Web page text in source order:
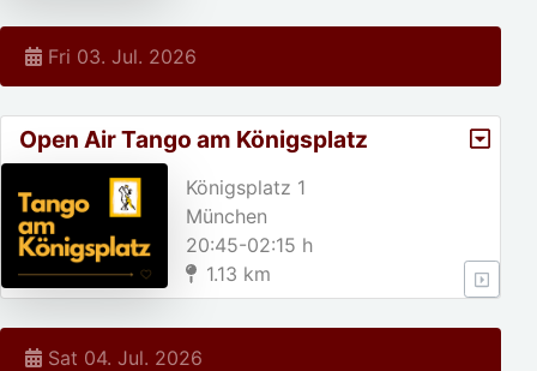
Fri 03. Jul. 2026
Open Air Tango am Königsplatz
Königsplatz 1
München
20:45-02:15 h
1.13 km
Sat 04. Jul. 2026